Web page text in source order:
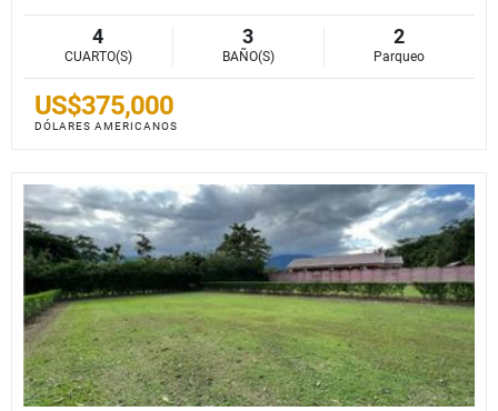
4
CUARTO(S)
3
BAÑO(S)
2
Parqueo
US$375,000
DÓLARES AMERICANOS